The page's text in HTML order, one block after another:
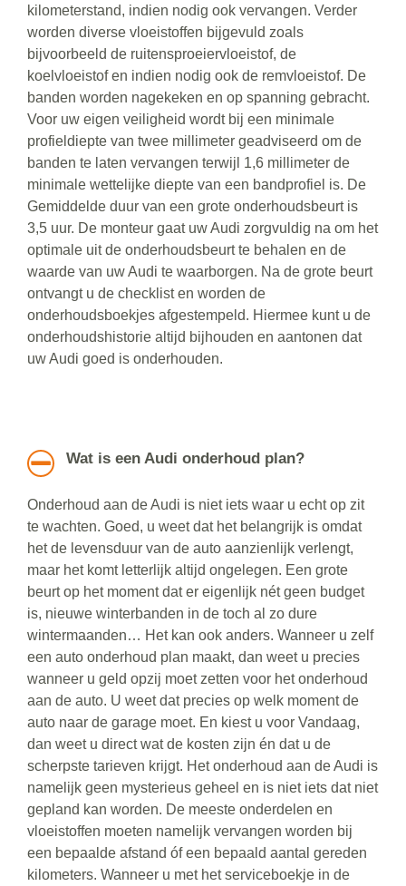
kilometerstand, indien nodig ook vervangen. Verder
worden diverse vloeistoffen bijgevuld zoals
bijvoorbeeld de ruitensproeiervloeistof, de
koelvloeistof en indien nodig ook de remvloeistof. De
banden worden nagekeken en op spanning gebracht.
Voor uw eigen veiligheid wordt bij een minimale
profieldiepte van twee millimeter geadviseerd om de
banden te laten vervangen terwijl 1,6 millimeter de
minimale wettelijke diepte van een bandprofiel is. De
Gemiddelde duur van een grote onderhoudsbeurt is
3,5 uur. De monteur gaat uw Audi zorgvuldig na om het
optimale uit de onderhoudsbeurt te behalen en de
waarde van uw Audi te waarborgen. Na de grote beurt
ontvangt u de checklist en worden de
onderhoudsboekjes afgestempeld. Hiermee kunt u de
onderhoudshistorie altijd bijhouden en aantonen dat
uw Audi goed is onderhouden.
Wat is een Audi onderhoud plan?
Onderhoud aan de Audi is niet iets waar u echt op zit
te wachten. Goed, u weet dat het belangrijk is omdat
het de levensduur van de auto aanzienlijk verlengt,
maar het komt letterlijk altijd ongelegen. Een grote
beurt op het moment dat er eigenlijk nét geen budget
is, nieuwe winterbanden in de toch al zo dure
wintermaanden… Het kan ook anders. Wanneer u zelf
een auto onderhoud plan maakt, dan weet u precies
wanneer u geld opzij moet zetten voor het onderhoud
aan de auto. U weet dat precies op welk moment de
auto naar de garage moet. En kiest u voor Vandaag,
dan weet u direct wat de kosten zijn én dat u de
scherpste tarieven krijgt. Het onderhoud aan de Audi is
namelijk geen mysterieus geheel en is niet iets dat niet
gepland kan worden. De meeste onderdelen en
vloeistoffen moeten namelijk vervangen worden bij
een bepaalde afstand óf een bepaald aantal gereden
kilometers. Wanneer u met het serviceboekje in de